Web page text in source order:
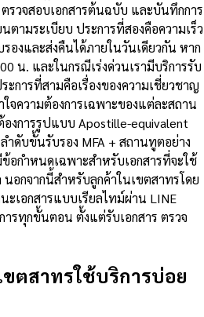
รวจสอบเอกสารต้นฉบับ และบันทึกการ
ตามระเบียบ ประการที่สองคือความเร็ว
องและส่งคืนได้ภายในวันเดียวกัน หาก
น. และในกรณีเร่งด่วนเรามีบริการรับ
ะการที่สามคือเรื่องของความเชี่ยวชาญ
ใจความต้องการเฉพาะของแต่ละสถาน
งการรูปแบบ Apostille-equivalent
ำดับขั้นรับรอง MFA + สถานทูตอย่าง
กำหนดเฉพาะสำหรับเอกสารที่จะใช้
นอกจากนี้สำหรับลูกค้าในเขตสาทรโดย
ะเอกสารแบบเรียลไทม์ผ่าน LINE
รทุกขั้นตอน ตั้งแต่รับเอกสาร ตรวจ
ขตสาทรใช้บริการบ่อย